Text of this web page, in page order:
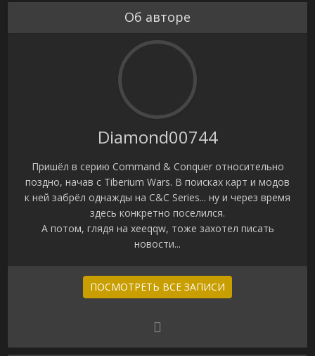
Об авторе
Diamond00744
Пришёл в серию Command & Conquer относительно
поздно, начав с Tiberium Wars. В поисках карт и модов
к ней забрёл однажды на C&C Series... ну и через время
здесь конкретно поселился.
А потом, глядя на xeeqqw, тоже захотел писать
новости...
ПОСМОТРЕТЬ ВСЕ ЗАПИСИ